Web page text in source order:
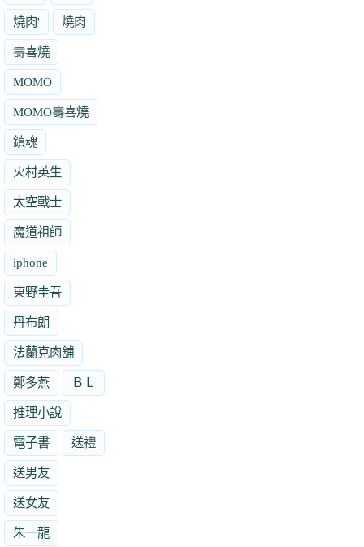
燒肉' 燒肉
壽喜燒
MOMO
MOMO壽喜燒
鎮魂
火村英生
太空戰士
魔道祖師
iphone
東野圭吾
丹布朗
法蘭克肉舖
鄭多燕 ＢＬ
推理小說
電子書 送禮
送男友
送女友
朱一龍